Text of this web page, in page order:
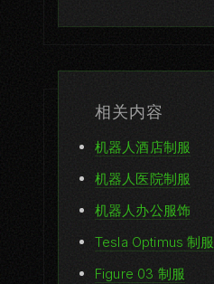
相关内容
机器人酒店制服
机器人医院制服
机器人办公服饰
Tesla Optimus 制服
Figure 03 制服
全部指南
先进材料研究